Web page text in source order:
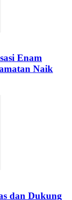
Enam
Naik
dan Dukung